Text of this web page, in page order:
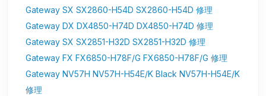
Gateway SX SX2860-H54D SX2860-H54D 修理
Gateway DX DX4850-H74D DX4850-H74D 修理
Gateway SX SX2851-H32D SX2851-H32D 修理
Gateway FX FX6850-H78F/G FX6850-H78F/G 修理
Gateway NV57H NV57H-H54E/K Black NV57H-H54E/K
修理